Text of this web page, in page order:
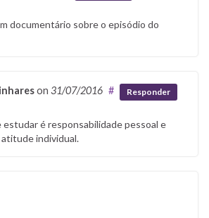
documentário sobre o episódio do
on 31/07/2016 # Responder
estudar é responsabilidade pessoal e
individual.